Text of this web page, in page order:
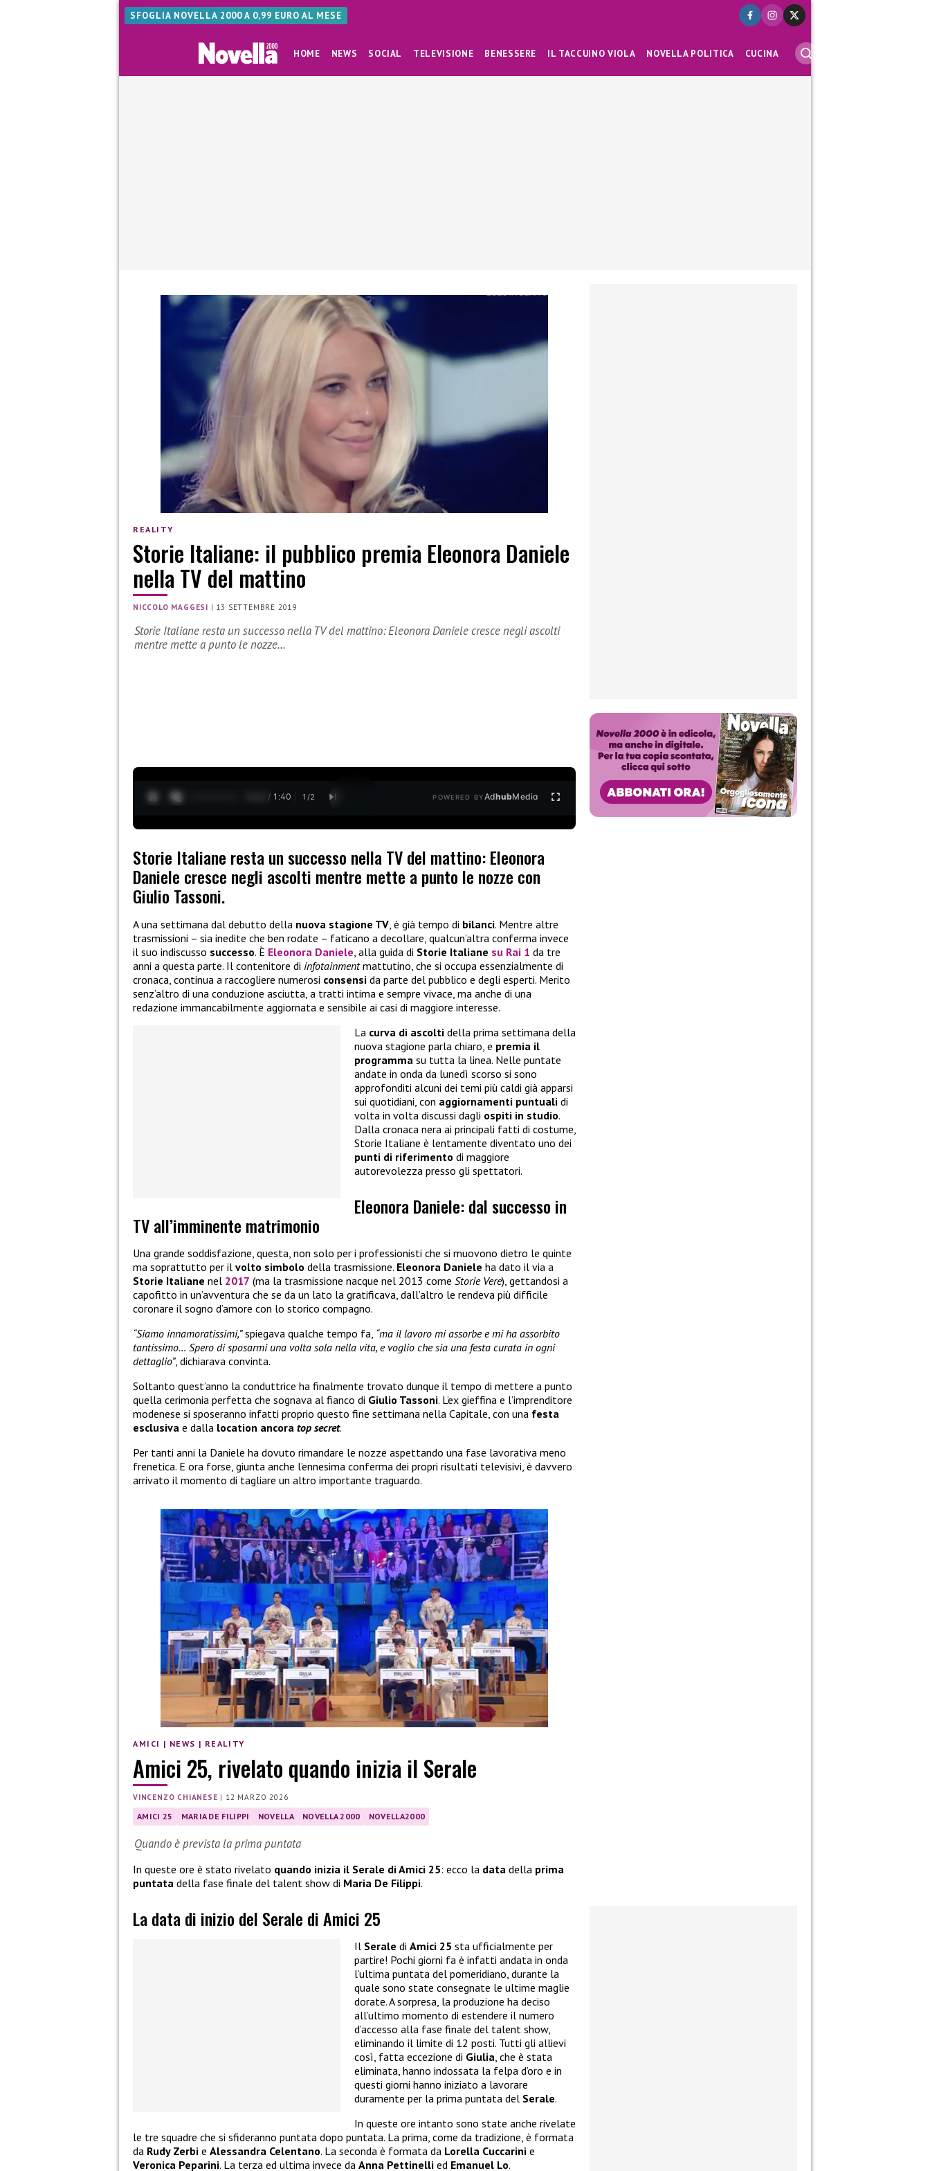
SFOGLIA NOVELLA 2000 A 0,99 EURO AL MESE
HOME NEWS SOCIAL TELEVISIONE BENESSERE IL TACCUINO VIOLA NOVELLA POLITICA CUCINA
REALITY
Storie Italiane: il pubblico premia Eleonora Daniele
nella TV del mattino
NICCOLO MAGGESI | 13 SETTEMBRE 2019
Storie Italiane resta un successo nella TV del mattino: Eleonora Daniele cresce negli ascolti
mentre mette a punto le nozze…
0:27 / 1:40 1 /2 POWERED BYAdhubMedia
Storie Italiane resta un successo nella TV del mattino: Eleonora
Daniele cresce negli ascolti mentre mette a punto le nozze con
Giulio Tassoni.
A una settimana dal debutto della nuova stagione TV, è già tempo di bilanci. Mentre altre
trasmissioni – sia inedite che ben rodate – faticano a decollare, qualcun’altra conferma invece
il suo indiscusso successo. È Eleonora Daniele, alla guida di Storie Italiane su Rai 1 da tre
anni a questa parte. Il contenitore di infotainmentmattutino, che si occupa essenzialmente di
cronaca, continua a raccogliere numerosi consensi da parte del pubblico e degli esperti. Merito
senz’altro di una conduzione asciutta, a tratti intima e sempre vivace, ma anche di una
redazione immancabilmente aggiornata e sensibile ai casi di maggiore interesse.
La curva di ascolti della prima settimana della
nuova stagione parla chiaro, e premia il
programma su tutta la linea. Nelle puntate
andate in onda da lunedì scorso si sono
approfonditi alcuni dei temi più caldi già apparsi
sui quotidiani, con aggiornamenti puntuali di
volta in volta discussi dagli ospiti in studio.
Dalla cronaca nera ai principali fatti di costume,
Storie Italiane è lentamente diventato uno dei
punti di riferimento di maggiore
autorevolezza presso gli spettatori.
Eleonora Daniele: dal successo in
TV all’imminente matrimonio
Una grande soddisfazione, questa, non solo per i professionisti che si muovono dietro le quinte
ma soprattutto per il volto simbolo della trasmissione. Eleonora Daniele ha dato il via a
Storie Italiane nel 2017 (ma la trasmissione nacque nel 2013 come Storie Vere), gettandosi a
capofitto in un’avventura che se da un lato la gratificava, dall’altro le rendeva più difficile
coronare il sogno d’amore con lo storico compagno.
“Siamo innamoratissimi,”spiegava qualche tempo fa, “ma il lavoro mi assorbe e mi ha assorbito
tantissimo… Spero di sposarmi una volta sola nella vita, e voglio che sia una festa curata in ogni
dettaglio”, dichiarava convinta.
Soltanto quest’anno la conduttrice ha finalmente trovato dunque il tempo di mettere a punto
quella cerimonia perfetta che sognava al fianco di Giulio Tassoni. L’ex gieffina e l’imprenditore
modenese si sposeranno infatti proprio questo fine settimana nella Capitale, con una festa
esclusiva e dalla location ancora top secret.
Per tanti anni la Daniele ha dovuto rimandare le nozze aspettando una fase lavorativa meno
frenetica. E ora forse, giunta anche l’ennesima conferma dei propri risultati televisivi, è davvero
arrivato il momento di tagliare un altro importante traguardo.
AMICI | NEWS | REALITY
Amici 25, rivelato quando inizia il Serale
VINCENZO CHIANESE | 12 MARZO 2026
AMICI 25 MARIA DE FILIPPI NOVELLA NOVELLA 2000 NOVELLA2000
Quando è prevista la prima puntata
In queste ore è stato rivelato quando inizia il Serale di Amici 25: ecco la data della prima
puntata della fase finale del talent show di Maria De Filippi.
La data di inizio del Serale di Amici 25
Il Serale di Amici 25 sta ufficialmente per
partire! Pochi giorni fa è infatti andata in onda
l’ultima puntata del pomeridiano, durante la
quale sono state consegnate le ultime maglie
dorate. A sorpresa, la produzione ha deciso
all’ultimo momento di estendere il numero
d’accesso alla fase finale del talent show,
eliminando il limite di 12 posti. Tutti gli allievi
così, fatta eccezione di Giulia, che è stata
eliminata, hanno indossata la felpa d’oro e in
questi giorni hanno iniziato a lavorare
duramente per la prima puntata del Serale.
In queste ore intanto sono state anche rivelate
le tre squadre che si sfideranno puntata dopo puntata. La prima, come da tradizione, è formata
da Rudy Zerbi e Alessandra Celentano. La seconda è formata da Lorella Cuccarini e
Veronica Peparini. La terza ed ultima invece da Anna Pettinelli ed Emanuel Lo.